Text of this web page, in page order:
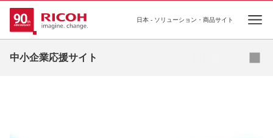
Open
日本 - ソリューション・商品サイト
中小企業応援サイト